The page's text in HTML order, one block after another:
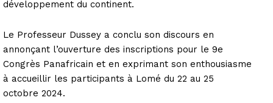
développement du continent.
Le Professeur Dussey a conclu son discours en
annonçant l’ouverture des inscriptions pour le 9e
Congrès Panafricain et en exprimant son enthousiasme
à accueillir les participants à Lomé du 22 au 25
octobre 2024.